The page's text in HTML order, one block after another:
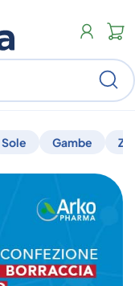
Sole Gambe